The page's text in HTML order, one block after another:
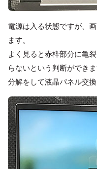
電源は入る状態ですが、
ます。
よく見ると赤枠部分に亀
らないという判断ができま
分解をして液晶パネル交